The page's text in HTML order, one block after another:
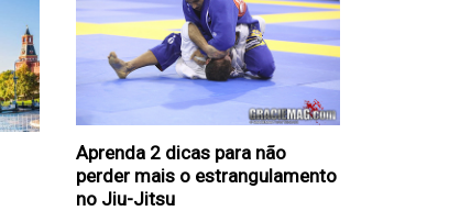
Aprenda 2 dicas para não
perder mais o estrangulamento
no Jiu-Jitsu